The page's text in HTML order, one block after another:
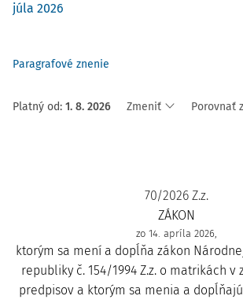
júla 2026
Paragrafové znenie
Platný od: 1. 8. 2026 Zmeniť Porovnať
70/2026 Z.z.
ZÁKON
zo 14. apríla 2026,
ktorým sa mení a dopĺňa zákon
republiky č. 154/1994 Z.z. o matrikách v
predpisov a ktorým sa menia a